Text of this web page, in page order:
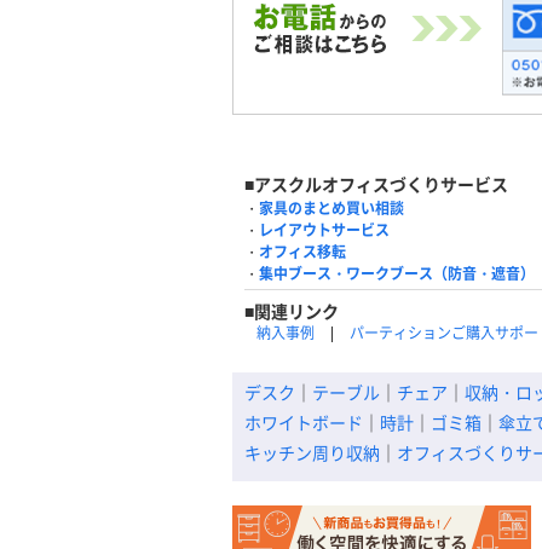
■アスクルオフィスづくりサービス
・ 家具のまとめ買い相談
・
レイアウトサービス
・ オフィス移転
・ 集中ブース・ワークブース（防音・遮音）
■関連リンク
納入事例 パーティションご購入サポー
デスク テーブル チェア
収納・ロ
ホワイトボード
時計 ゴミ箱
傘立
キッチン周り収納
オフィスづくりサ